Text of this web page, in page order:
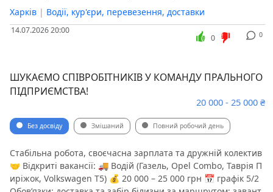
Харків | Водії, кур'єри, перевезення, доставки
14.07.2026 20:00 0
0
ШУКАЄМО СПІВРОБІТНИКІВ У КОМАНДУ ПРАЛЬНОГО
ПІДПРИЄМСТВА!
20 000 - 25 000 ₴
Без досвіду Змішаний Повний робочий день
Стабільна робота, своєчасна зарплата та дружній колектив
🤝 Відкриті вакансії: 🚚 Водій (Газель, Opel Combo, Таврія П
иріжок, Volkswagen T5) 💰 20 000 – 25 000 грн 📅 графік 5/2